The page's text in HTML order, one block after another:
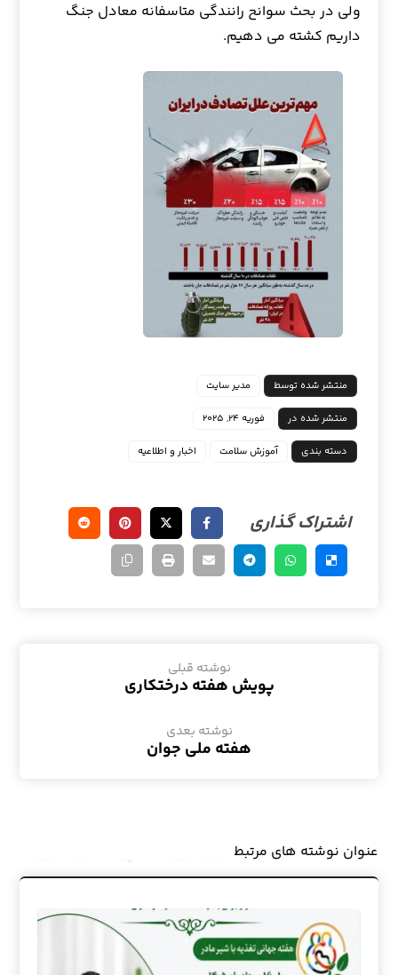
ولی در بحث سوانح رانندگی متاسفانه معادل جنگ
داریم کشته می دهیم.
منتشر شده توسط مدیر سایت
منتشر شده در فوریه ۲۴, ۲۰۲۵
دسته بندی آموزش سلامت اخبار و اطلاعیه
نوشته قبلی
پویش هفته درختکاری
نوشته بعدی
هفته ملی جوان
عنوان ‫نوشته های مرتبط